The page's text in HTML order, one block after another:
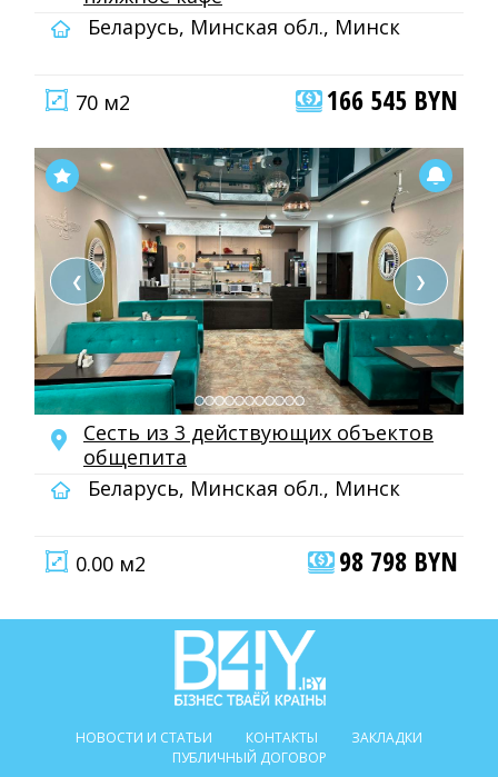
Беларусь, Минская обл., Минск
70 м2 166 545 BYN
❮ ❯
Сесть из 3 действующих объектов
общепита
Беларусь, Минская обл., Минск
0.00 м2 98 798 BYN
НОВОСТИ И СТАТЬИ КОНТАКТЫ
ЗАКЛАДКИ
ПУБЛИЧНЫЙ ДОГОВОР